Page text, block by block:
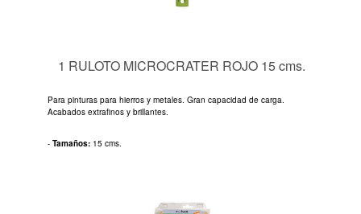
1 RULOTO MICROCRATER ROJO 15 cms.
Para pinturas para hierros y metales. Gran capacidad de carga.
Acabados extrafinos y brillantes.
- Tamaños: 15 cms.